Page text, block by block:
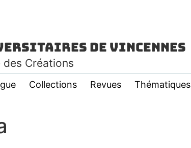
de Vincennes
des Créations
Collections Revues Thématiques